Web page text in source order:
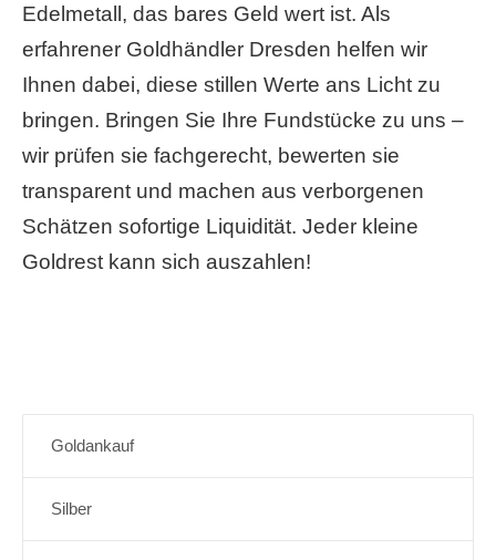
Edelmetall, das bares Geld wert ist. Als
erfahrener Goldhändler Dresden helfen wir
Ihnen dabei, diese stillen Werte ans Licht zu
bringen. Bringen Sie Ihre Fundstücke zu uns –
wir prüfen sie fachgerecht, bewerten sie
transparent und machen aus verborgenen
Schätzen sofortige Liquidität. Jeder kleine
Goldrest kann sich auszahlen!
Goldankauf
Silber